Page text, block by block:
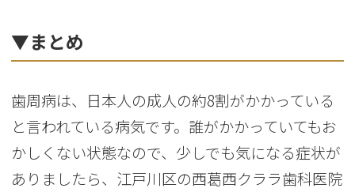
▼まとめ
歯周病は、日本人の成人の約8割がかかっている
と言われている病気です。誰がかかっていてもお
かしくない状態なので、少しでも気になる症状が
ありましたら、江戸川区の西葛西クララ歯科医院